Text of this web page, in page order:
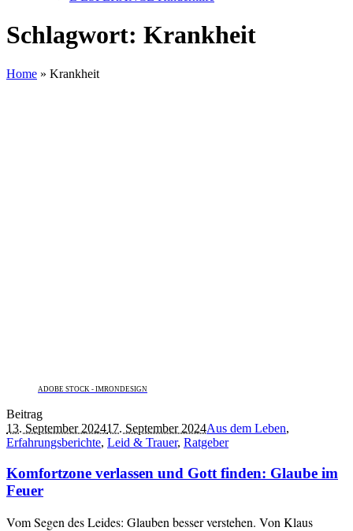
Schlagwort: Krankheit
Home » Krankheit
ADOBE STOCK - IMRONDESIGN
Beitrag
13. September 202417. September 2024Aus dem Leben,
Erfahrungsberichte, Leid & Trauer, Ratgeber
Komfortzone verlassen und Gott finden: Glaube im
Feuer
Vom Segen des Leides: Glauben besser verstehen. Von Klaus